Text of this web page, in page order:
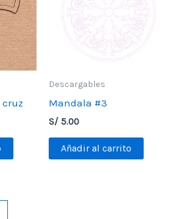
cruz
Descargables
Mandala #3
S/ 5.00
Añadir al carrito